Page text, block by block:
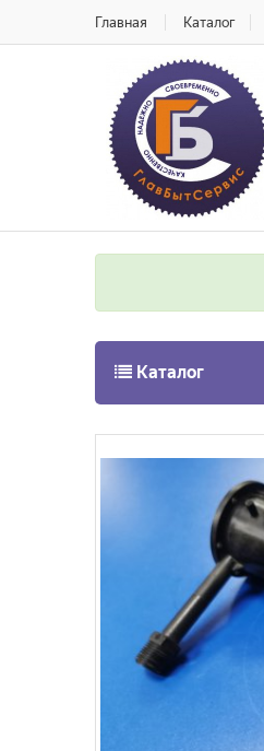
Главная Каталог
Каталог